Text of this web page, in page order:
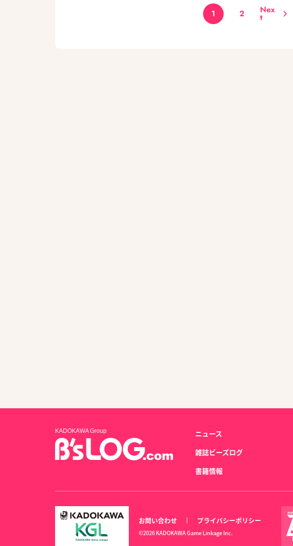
1 2 Nex
t
KADOKAWA Group
ニュース
雑誌ビーズログ
書籍情報
お問い合わせ プライバシーポリシー
©2026 KADOKAWA Game Linkage Inc.